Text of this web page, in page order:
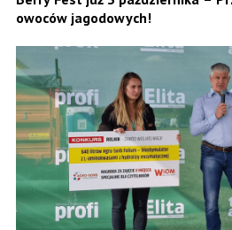
owoców jagodowych!